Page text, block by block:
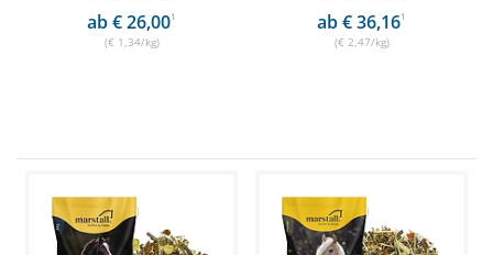
ab € 26,001
(€ 1,34/kg)
ab € 36,161
(€ 2,47/kg)